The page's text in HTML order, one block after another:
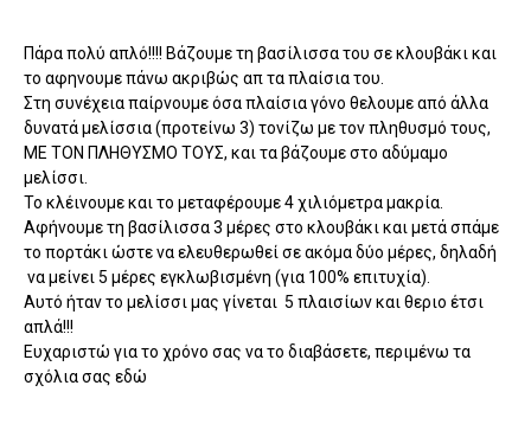
Πάρα πολύ απλό!!!! Βάζουμε τη βασίλισσα του σε κλουβάκι και
το αφηνουμε πάνω ακριβώς απ τα πλαίσια του.
Στη συνέχεια παίρνουμε όσα πλαίσια γόνο θελουμε από άλλα
δυνατά μελίσσια (προτείνω 3) τονίζω με τον πληθυσμό τους,
ΜΕ ΤΟΝ ΠΛΗΘΥΣΜΟ ΤΟΥΣ, και τα βάζουμε στο αδύμαμο
μελίσσι.
Το κλέινουμε και το μεταφέρουμε 4 χιλιόμετρα μακρία.
Αφήνουμε τη βασίλισσα 3 μέρες στο κλουβάκι και μετά σπάμε
το πορτάκι ώστε να ελευθερωθεί σε ακόμα δύο μέρες, δηλαδή
να μείνει 5 μέρες εγκλωβισμένη (για 100% επιτυχία).
Αυτό ήταν το μελίσσι μας γίνεται 5 πλαισίων και θεριο έτσι
απλά!!!
Ευχαριστώ για το χρόνο σας να το διαβάσετε, περιμένω τα
σχόλια σας εδώ